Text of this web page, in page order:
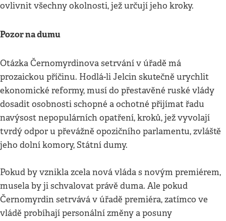
ovlivnit všechny okolnosti, jež určují jeho kroky.
Pozor na dumu
Otázka Černomyrdinova setrvání v úřadě má
prozaickou příčinu. Hodlá-li Jelcin skutečně urychlit
ekonomické reformy, musí do přestavěné ruské vlády
dosadit osobnosti schopné a ochotné přijímat řadu
navýsost nepopulárních opatření, kroků, jež vyvolají
tvrdý odpor u převážně opozičního parlamentu, zvláště
jeho dolní komory, Státní dumy.
Pokud by vznikla zcela nová vláda s novým premiérem,
musela by ji schvalovat právě duma. Ale pokud
Černomyrdin setrvává v úřadě premiéra, zatímco ve
vládě probíhají personální změny a posuny